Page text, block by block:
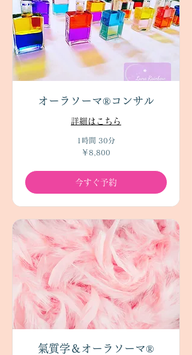
オーラソーマ®コンサル
詳細はこちら
1時間 30分
￥8,800
今すぐ予約
氣質学＆オーラソーマ®